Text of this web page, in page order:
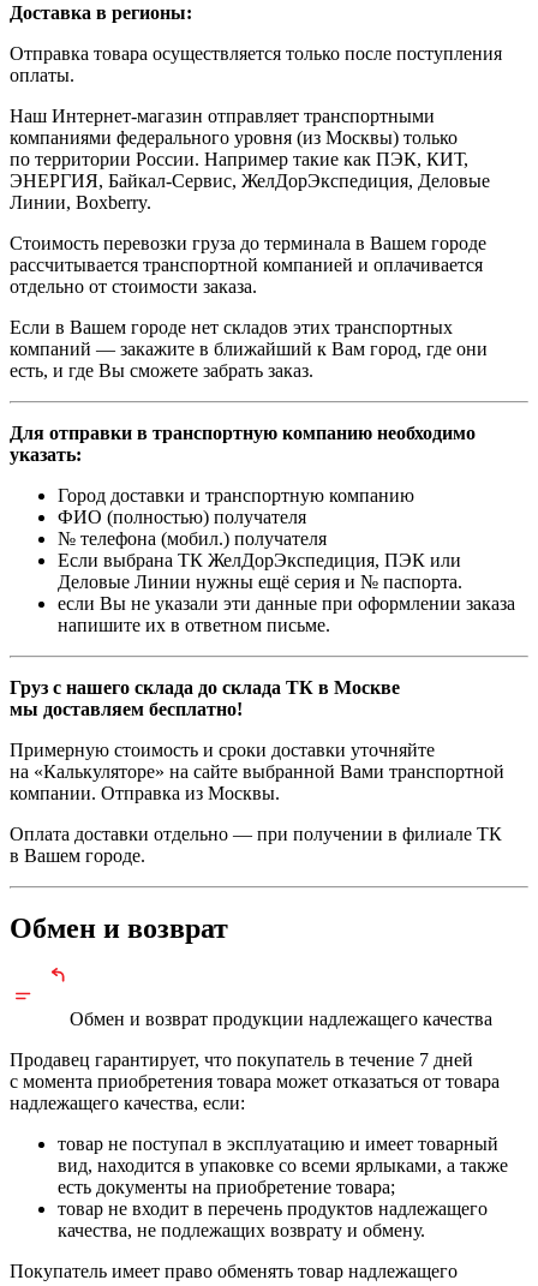
Доставка в регионы:
Отправка товара осуществляется только после поступления
оплаты.
Наш Интернет-магазин отправляет транспортными
компаниями федерального уровня (из Москвы) только
по территории России. Например такие как ПЭК, КИТ,
ЭНЕРГИЯ, Байкал-Сервис, ЖелДорЭкспедиция, Деловые
Линии, Boxberry.
Стоимость перевозки груза до терминала в Вашем городе
рассчитывается транспортной компанией и оплачивается
отдельно от стоимости заказа.
Если в Вашем городе нет складов этих транспортных
компаний — закажите в ближайший к Вам город, где они
есть, и где Вы сможете забрать заказ.
Для отправки в транспортную компанию необходимо
указать:
Город доставки и транспортную компанию
ФИО (полностью) получателя
№ телефона (мобил.) получателя
Если выбрана ТК ЖелДорЭкспедиция, ПЭК или
Деловые Линии нужны ещё серия и № паспорта.
если Вы не указали эти данные при оформлении заказа
напишите их в ответном письме.
Груз с нашего склада до склада ТК в Москве
мы доставляем бесплатно!
Примерную стоимость и сроки доставки уточняйте
на «Калькуляторе» на сайте выбранной Вами транспортной
компании. Отправка из Москвы.
Оплата доставки отдельно — при получении в филиале ТК
в Вашем городе.
Обмен и возврат
Обмен и возврат продукции надлежащего качества
Продавец гарантирует, что покупатель в течение 7 дней
с момента приобретения товара может отказаться от товара
надлежащего качества, если:
товар не поступал в эксплуатацию и имеет товарный
вид, находится в упаковке со всеми ярлыками, а также
есть документы на приобретение товара;
товар не входит в перечень продуктов надлежащего
качества, не подлежащих возврату и обмену.
Покупатель имеет право обменять товар надлежащего